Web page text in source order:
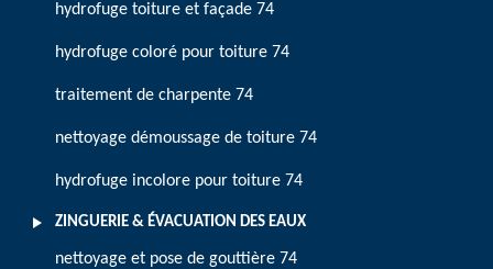
hydrofuge toiture et façade 74
hydrofuge coloré pour toiture 74
traitement de charpente 74
nettoyage démoussage de toiture 74
hydrofuge incolore pour toiture 74
ZINGUERIE & ÉVACUATION DES EAUX
nettoyage et pose de gouttière 74